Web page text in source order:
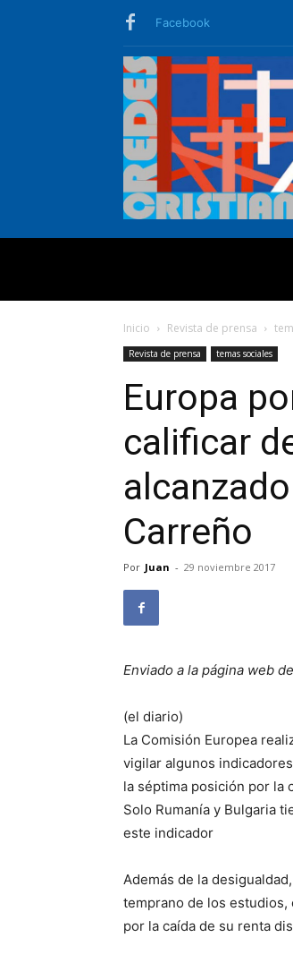
Facebook
Inicio Revista de prensa
Revista de prensa temas sociales
Europa
calificar
Carreño
Por Juan - 29 noviembre 2017
Enviado a la página web
(el diario)
La Comisión Europea
vigilar algunos
la séptima posición por la
Solo Rumanía y Bulgaria
este indicador
Además de la
temprano de los estudios,
por la caída de su renta